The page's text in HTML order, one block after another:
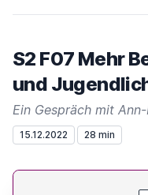
S2 F07 Mehr
und
Ein Gespräch mit
15.12.2022 28 min